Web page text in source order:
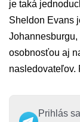
je taká
Sheldon Evans
osobnosťou aj
nasledovateľov.
Prihlás